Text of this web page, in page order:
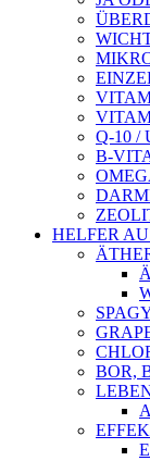
Q-10 /
B-
HELFER
BOR,